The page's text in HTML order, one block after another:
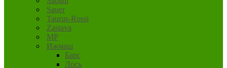
Sauer
Taurus-Rossi
Zastava
MP
Ижмаш
Барс
Лось